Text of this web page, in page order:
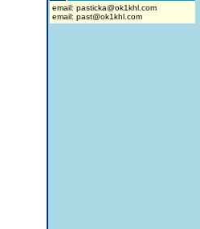
email: moc.lhk1ko@akcitsap
email: past@ok1khl.com